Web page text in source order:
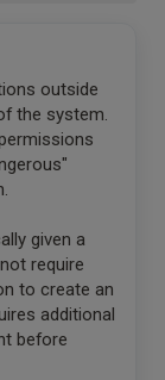
outside
the system.
given a
require
to create an
additional
before